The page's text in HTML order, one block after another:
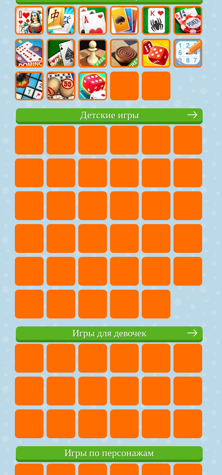
Детские игры
Игры для девочек
Игры по персонажам